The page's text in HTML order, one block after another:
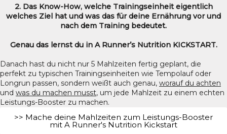
2. Das Know-How, welche Trainingseinheit eigentlich
welches Ziel hat und was das für deine Ernährung vor und
nach dem Training bedeutet.
Genau das lernst du in A Runner’s Nutrition KICKSTART.
Danach hast du nicht nur 5 Mahlzeiten fertig geplant, die
perfekt zu typischen Trainingseinheiten wie Tempolauf oder
Longrun passen, sondern weißt auch genau, worauf du achten
und was du machen musst, um jede Mahlzeit zu einem echten
Leistungs-Booster zu machen.
>> Mache deine Mahlzeiten zum Leistungs-Booster
mit A Runner's Nutrition Kickstart